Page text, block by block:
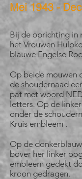
Mei 1943 -
Bij de oprichting in
het Vrouwen
blauwe Engelse
Op beide mouwen
de shoudernaad
pat met woord
letters. Op de
onder de
Kruis embleem .
Op de
bover her linker
embleem gedekt
kroon gedragen.